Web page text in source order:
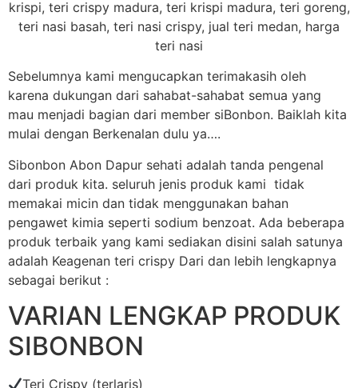
Sebelumnya kami mengucapkan terimakasih oleh
karena dukungan dari sahabat-sahabat semua yang
mau menjadi bagian dari member siBonbon. Baiklah kita
mulai dengan Berkenalan dulu ya….
Sibonbon Abon Dapur sehati adalah tanda pengenal
dari produk kita. seluruh jenis produk kami tidak
memakai micin dan tidak menggunakan bahan
pengawet kimia seperti sodium benzoat. Ada beberapa
produk terbaik yang kami sediakan disini salah satunya
adalah Keagenan teri crispy Dari dan lebih lengkapnya
sebagai berikut :
VARIAN LENGKAP PRODUK
SIBONBON
Teri Crispy (terlaris)